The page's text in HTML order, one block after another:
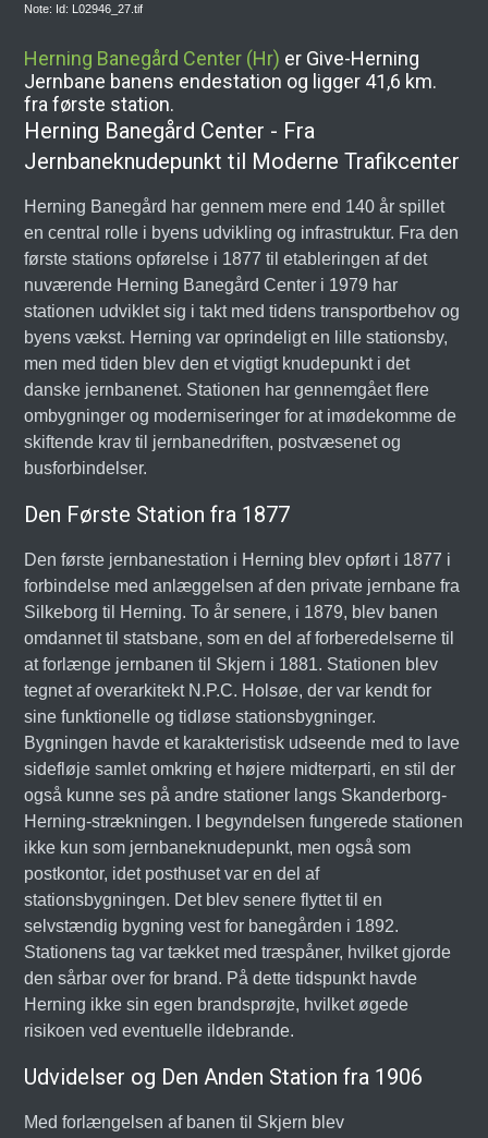
Note: Id: L02946_27.tif
Herning Banegård Center (Hr) er Give-Herning
Jernbane banens endestation og ligger 41,6 km.
fra første station.
Herning Banegård Center - Fra
Jernbaneknudepunkt til Moderne Trafikcenter
Herning Banegård har gennem mere end 140 år spillet
en central rolle i byens udvikling og infrastruktur. Fra den
første stations opførelse i 1877 til etableringen af det
nuværende Herning Banegård Center i 1979 har
stationen udviklet sig i takt med tidens transportbehov og
byens vækst. Herning var oprindeligt en lille stationsby,
men med tiden blev den et vigtigt knudepunkt i det
danske jernbanenet. Stationen har gennemgået flere
ombygninger og moderniseringer for at imødekomme de
skiftende krav til jernbanedriften, postvæsenet og
busforbindelser.
Den Første Station fra 1877
Den første jernbanestation i Herning blev opført i 1877 i
forbindelse med anlæggelsen af den private jernbane fra
Silkeborg til Herning. To år senere, i 1879, blev banen
omdannet til statsbane, som en del af forberedelserne til
at forlænge jernbanen til Skjern i 1881. Stationen blev
tegnet af overarkitekt N.P.C. Holsøe, der var kendt for
sine funktionelle og tidløse stationsbygninger.
Bygningen havde et karakteristisk udseende med to lave
sidefløje samlet omkring et højere midterparti, en stil der
også kunne ses på andre stationer langs Skanderborg-
Herning-strækningen. I begyndelsen fungerede stationen
ikke kun som jernbaneknudepunkt, men også som
postkontor, idet posthuset var en del af
stationsbygningen. Det blev senere flyttet til en
selvstændig bygning vest for banegården i 1892.
Stationens tag var tækket med træspåner, hvilket gjorde
den sårbar over for brand. På dette tidspunkt havde
Herning ikke sin egen brandsprøjte, hvilket øgede
risikoen ved eventuelle ildebrande.
Udvidelser og Den Anden Station fra 1906
Med forlængelsen af banen til Skjern blev